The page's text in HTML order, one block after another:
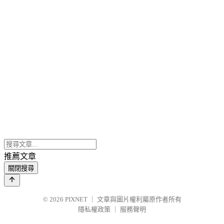
推薦文章
關閉搜尋
© 2026 PIXNET
文章與圖片權利屬原作者所有
隱私權政策
服務聲明